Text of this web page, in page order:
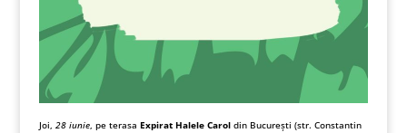
Joi, 28 iunie, pe terasa Expirat Halele Caroldin București (str. Constantin